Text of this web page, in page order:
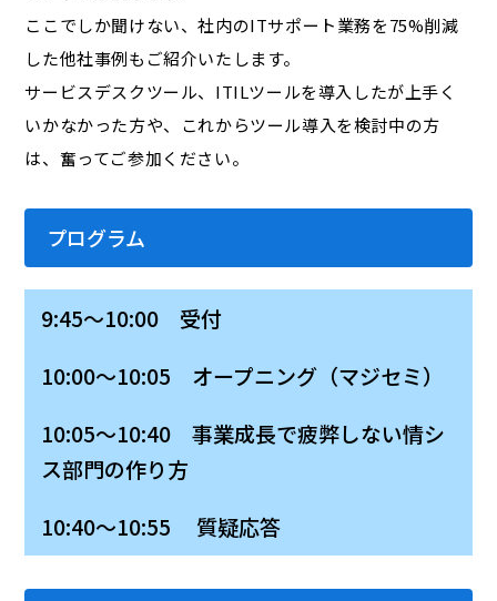
ここでしか聞けない、社内のITサポート業務を75%削減
した他社事例もご紹介いたします。
サービスデスクツール、ITILツールを導入したが上手く
いかなかった方や、これからツール導入を検討中の方
は、奮ってご参加ください。
プログラム
9:45～10:00 受付
10:00～10:05 オープニング（マジセミ）
10:05～10:40 事業成長で疲弊しない情シ
ス部門の作り方
10:40～10:55 質疑応答